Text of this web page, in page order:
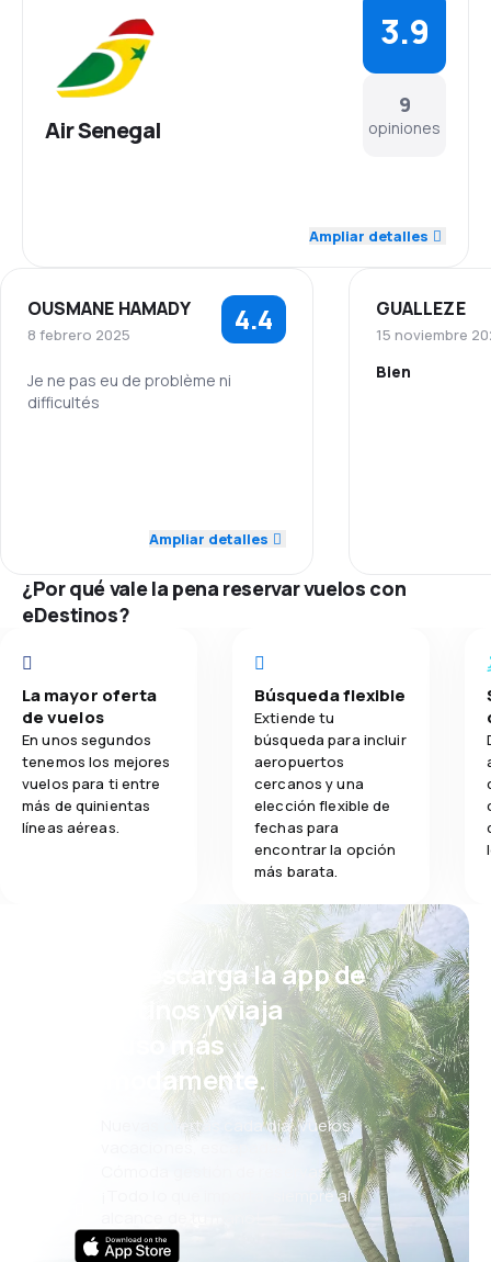
Air Senegal
9
opiniones
3.9
Red de conexiones 4.0
Precio del billete
Ampliar detalles
OUSMANE HAMADY
8 febrero 2025 4.4
Je ne pas eu de problème ni
difficultés
Precio del billete
4.0
Transporte de equipaje 4.0
Comidas 4.0
Ampliar detalles
GUALLEZE
15 noviembre
Bien
Precio del
Transporte
Comidas
¿Por qué vale la pena reservar vuelos con
eDestinos?
La mayor oferta
de vuelos
En unos segundos
tenemos los mejores
vuelos para ti entre
más de quinientas
líneas aéreas.
Búsqueda flexible
Extiende tu
búsqueda para incluir
aeropuertos
cercanos y una
elección flexible de
fechas para
encontrar la opción
más barata.
¡Eh! Descarga la app de
eDestinos y viaja
incluso más
cómodamente.
Nuevas ofertas cada día: vuelos,
vacaciones, escapadas
Cómoda gestión de reservas
¡Todo lo que importa, siempre al